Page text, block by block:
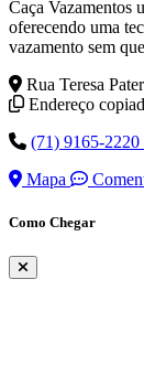
Caça Vazamentos
oferecendo uma
vazamento sem
Rua Teresa
Endereço
(71) 9165-
Mapa
Como Chegar